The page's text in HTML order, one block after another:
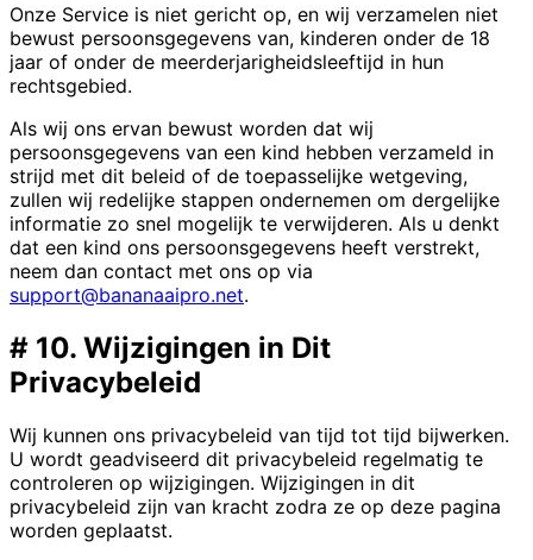
Onze Service is niet gericht op, en wij verzamelen niet
bewust persoonsgegevens van, kinderen onder de 18
jaar of onder de meerderjarigheidsleeftijd in hun
rechtsgebied.
Als wij ons ervan bewust worden dat wij
persoonsgegevens van een kind hebben verzameld in
strijd met dit beleid of de toepasselijke wetgeving,
zullen wij redelijke stappen ondernemen om dergelijke
informatie zo snel mogelijk te verwijderen. Als u denkt
dat een kind ons persoonsgegevens heeft verstrekt,
neem dan contact met ons op via
support@bananaaipro.net.
# 10. Wijzigingen in Dit
Privacybeleid
Wij kunnen ons privacybeleid van tijd tot tijd bijwerken.
U wordt geadviseerd dit privacybeleid regelmatig te
controleren op wijzigingen. Wijzigingen in dit
privacybeleid zijn van kracht zodra ze op deze pagina
worden geplaatst.